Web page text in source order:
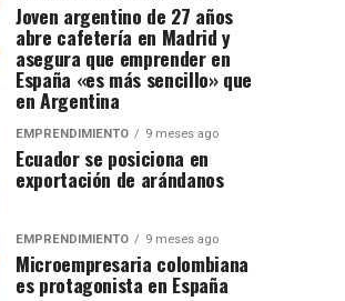
Joven argentino de 27 años
abre cafetería en Madrid y
asegura que emprender en
España «es más sencillo» que
en Argentina
EMPRENDIMIENTO 9 meses ago
Ecuador se posiciona en
exportación de arándanos
EMPRENDIMIENTO 9 meses ago
Microempresaria colombiana
es protagonista en España